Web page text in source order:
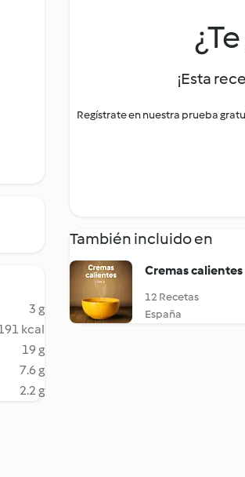
3 g
kcal
19 g
7.6 g
2.2 g
¡Esta
Regístrate en nuestra prueba
También incluido en
Cremas calientes
12 Recetas
España